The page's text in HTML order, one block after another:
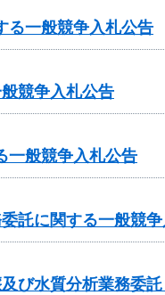
一般競争入札公告
競争入札公告
一般競争入札公告
託に関する一般競
び水質分析業務委